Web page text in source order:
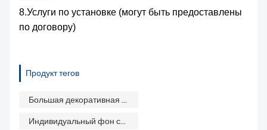
8.Услуги по установке (могут быть предоставлены
по договору)
Продукт тегов
Большая декоративная роспись из муранского стекла
Индивидуальный фон стойки регистрации отеля